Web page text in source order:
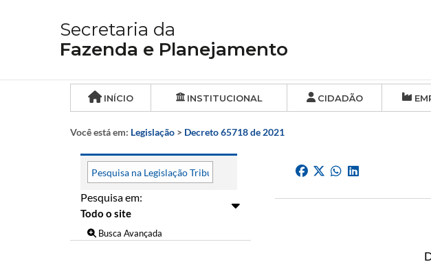
Secretaria da
Fazenda e Planejamento
INÍCIO INSTITUCIONAL CIDADÃO
Você está em: Legislação > Decreto 65718 de 2021
Pesquisa em:
Busca Avançada